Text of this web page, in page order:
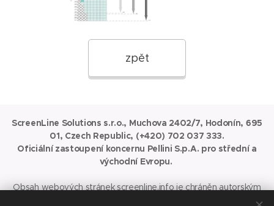
zpět
ScreenLine Solutions s.r.o., Muchova 2402/7, Hodonín, 695
01, Czech Republic, (+420) 702 037 333.
Oficiální zastoupení koncernu Pellini S.p.A. pro střední a
východní Evropu.
Obsah webových stránekscreenline.infoje chráněn autorským